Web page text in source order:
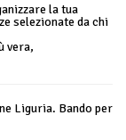
la tua
selezionate da chi
vera,
Liguria. Bando per